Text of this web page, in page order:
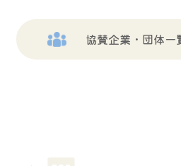
協賛企業・団体一